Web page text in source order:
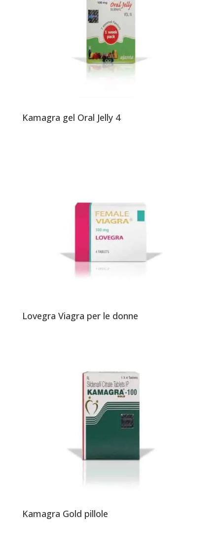
Kamagra gel Oral Jelly 4
Lovegra Viagra per le donne
Kamagra Gold pillole